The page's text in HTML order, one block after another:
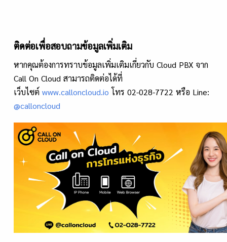
ติดต่อเพื่อสอบถามข้อมูลเพิ่มเติม
หากคุณต้องการทราบข้อมูลเพิ่มเติมเกี่ยวกับ Cloud PBX จาก
Call On Cloud สามารถติดต่อได้ที่
เว็บไซต์ www.calloncloud.io โทร 02-028-7722 หรือ Line:
@calloncloud